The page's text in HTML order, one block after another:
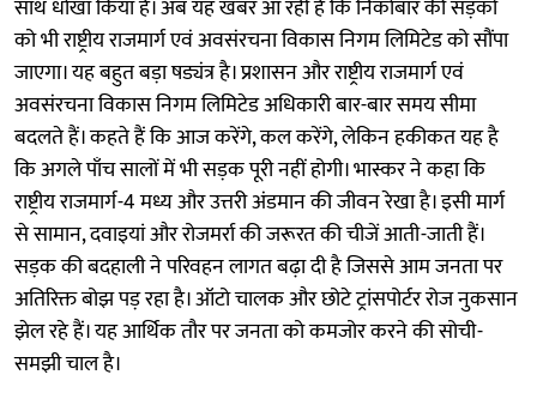
साथ धोखा किया है। अब यह खबर आ रही है कि निकोबार की सड़कों
को भी राष्ट्रीय राजमार्ग एवं अवसंरचना विकास निगम लिमिटेड को सौंपा
जाएगा। यह बहुत बड़ा षड्यंत्र है। प्रशासन और राष्ट्रीय राजमार्ग एवं
अवसंरचना विकास निगम लिमिटेड अधिकारी बार-बार समय सीमा
बदलते हैं। कहते हैं कि आज करेंगे, कल करेंगे, लेकिन हकीकत यह है
कि अगले पाँच सालों में भी सड़क पूरी नहीं होगी। भास्कर ने कहा कि
राष्ट्रीय राजमार्ग-4 मध्य और उत्तरी अंडमान की जीवन रेखा है। इसी मार्ग
से सामान, दवाइयां और रोजमर्रा की जरूरत की चीजें आती-जाती हैं।
सड़क की बदहाली ने परिवहन लागत बढ़ा दी है जिससे आम जनता पर
अतिरिक्त बोझ पड़ रहा है। ऑटो चालक और छोटे ट्रांसपोर्टर रोज नुकसान
झेल रहे हैं। यह आर्थिक तौर पर जनता को कमजोर करने की सोची-
समझी चाल है।